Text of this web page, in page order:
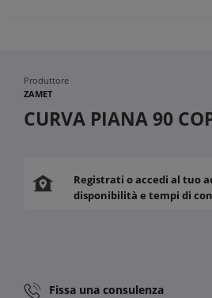
Produttore
ZAMET
CURVA PIANA 90
Registrati o accedi al tuo
disponibilità e tempi di
Fissa una consulenza